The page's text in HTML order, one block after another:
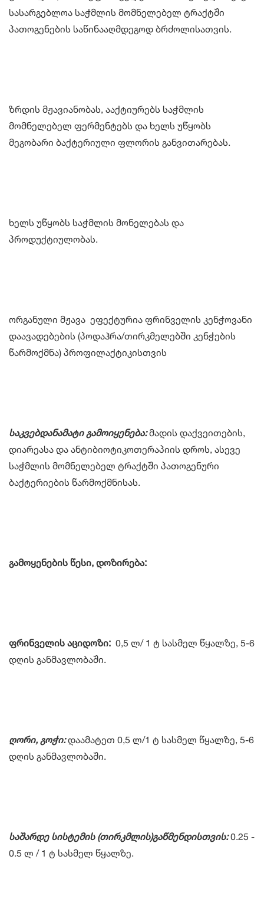
სასარგებლოა საჭმლის მომნელებელ ტრაქტში
პათოგენების საწინააღმდეგოდ ბრძოლისათვის.
ზრდის მჟავიანობას, ააქტიურებს საჭმლის
მომნელებელ ფერმენტებს და ხელს უწყობს
მეგობარი ბაქტერიული ფლორის განვითარებას.
ხელს უწყობს საჭმლის მონელებას და
პროდუქტიულობას.
ორგანული მჟავა ეფექტურია ფრინველის კენჭოვანი
დაავადებების (პოდაჰრა/თირკმელებში კენჭების
წარმოქმნა) პროფილაქტიკისთვის
საკვებდანამატი გამოიყენება:მადის დაქვეითების,
დიარეასა და ანტიბიოტიკოთერაპიის დროს, ასევე
საჭმლის მომნელებელ ტრაქტში პათოგენური
ბაქტერიების წარმოქმნისას.
გამოყენების წესი, დოზირება:
ფრინველის აციდოზი: 0,5 ლ/ 1 ტ სასმელ წყალზე, 5-6
დღის განმავლობაში.
ღორი, გოჭი:დაამატეთ 0,5 ლ/1 ტ სასმელ წყალზე, 5-6
დღის განმავლობაში.
საშარდე სისტემის (თირკმლის)გაწმენდისთვის:0.25 -
0.5 ლ / 1 ტ სასმელ წყალზე.